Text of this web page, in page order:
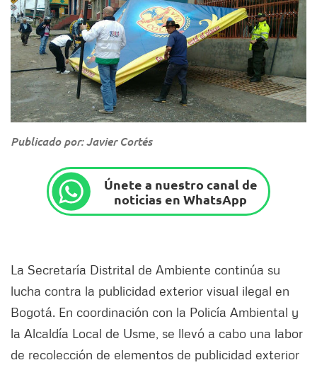
Publicado por: Javier Cortés
Únete a nuestro canal de
noticias en WhatsApp
La Secretaría Distrital de Ambiente continúa su
lucha contra la publicidad exterior visual ilegal en
Bogotá. En coordinación con la Policía Ambiental y
la Alcaldía Local de Usme, se llevó a cabo una labor
de recolección de elementos de publicidad exterior